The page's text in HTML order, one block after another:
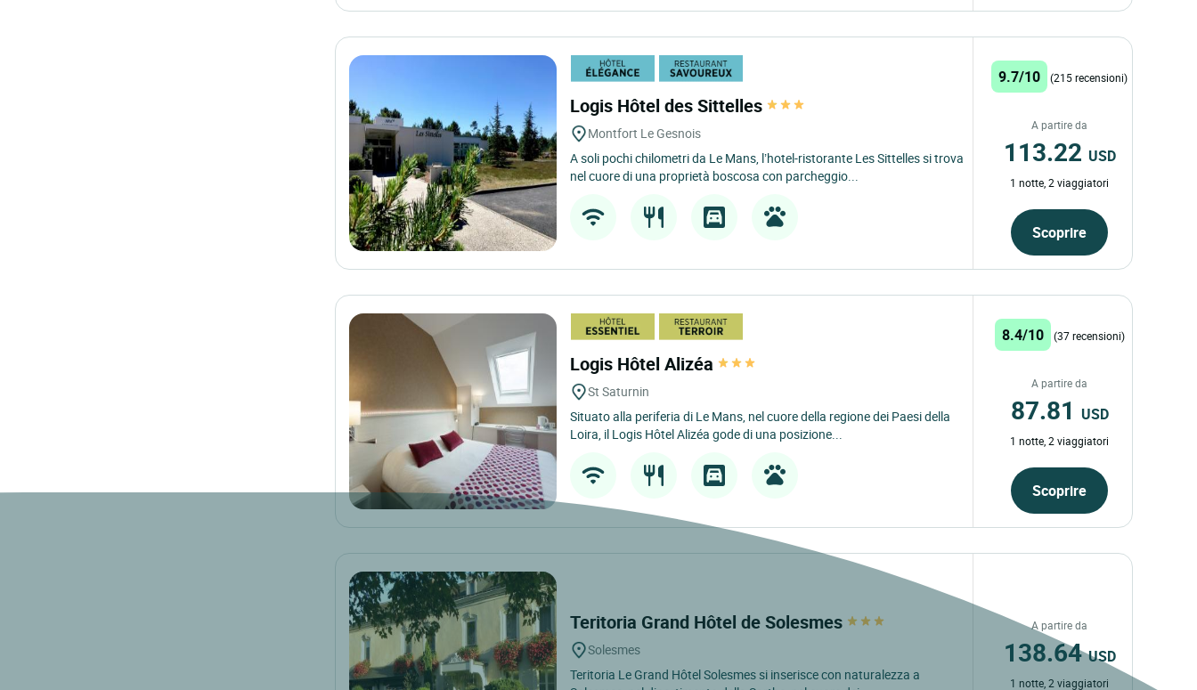
Logis Hôtel des Sittelles
Montfort Le Gesnois
A soli pochi chilometri da Le Mans, l’hotel-ristorante Les Sittelles si trova
nel cuore di una proprietà boscosa con parcheggio...
9.7/10 (215 recensioni)
A partire da
113.22 USD
1 notte, 2 viaggiatori
Scoprire
Logis Hôtel Alizéa
St Saturnin
Situato alla periferia di Le Mans, nel cuore della regione dei Paesi della
Loira, il Logis Hôtel Alizéa gode di una posizione...
8.4/10 (37 recensioni)
A partire da
87.81 USD
1 notte, 2 viaggiatori
Scoprire
Teritoria Grand Hôtel de Solesmes
Solesmes
Teritoria Le Grand Hôtel Solesmes si inserisce con naturalezza a
A partire da
138.64USD
1 notte, 2 viaggiatori